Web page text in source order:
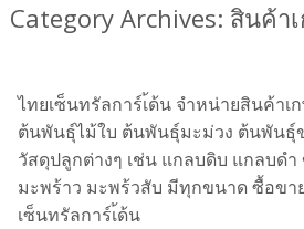
Category Archives: สินค้า
ไทยเซ็นทรัลการ์เ้ด้น จำหน่ายสินค้าเ
ต้นพันธุ์ไม้ใบ ต้นพันธุ์มะม่วง ต้นพันธุ์
วัสดุปลูกต่างๆ เช่น แกลบดิบ แกลบด
มะพร้าว มะพร้วสับ มีทุกขนาด ซื้อขา
เซ็นทรัลการ์เ้ด้น